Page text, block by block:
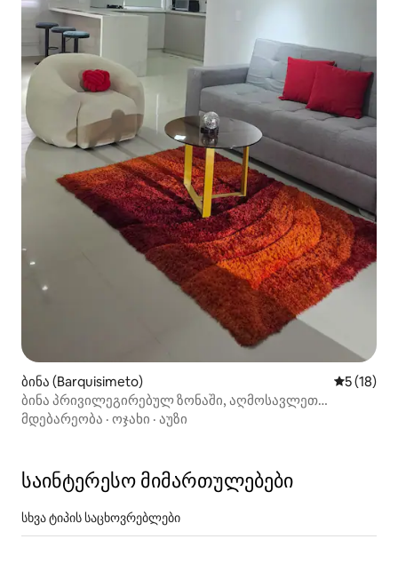
ბინა (Barquisimeto) საშუალო
5 (18)
ბინა პრივილეგირებულ ზონაში, აღმოსავლეთ
ბარკისიმეტოში
მდებარეობა · ოჯახი · აუზი
საინტერესო მიმართულებები
სხვა ტიპის საცხოვრებლები